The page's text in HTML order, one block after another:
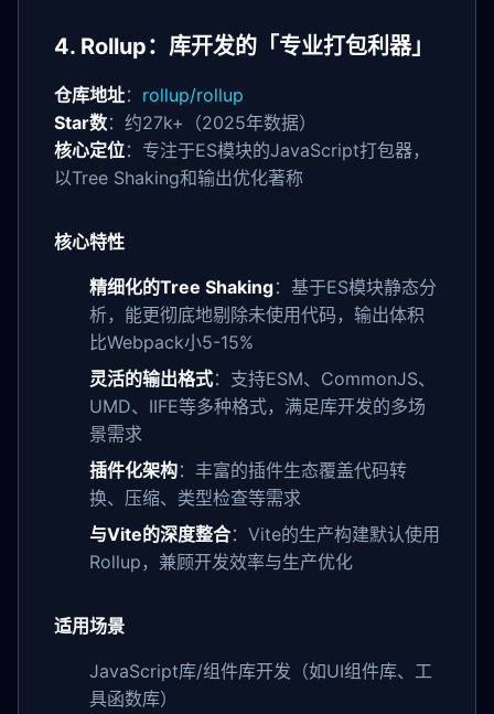
4. Rollup：库开发的「专业打包利器」
仓库地址： rollup/rollup
Star数：约27k+（2025年数据）
核心定位：专注于ES模块的JavaScript打包器，
以Tree Shaking和输出优化著称
核心特性
精细化的Tree Shaking：基于ES模块静态分
析，能更彻底地剔除未使用代码，输出体积
比Webpack小5-15%
灵活的输出格式：支持ESM、CommonJS、
UMD、IIFE等多种格式，满足库开发的多场
景需求
插件化架构：丰富的插件生态覆盖代码转
换、压缩、类型检查等需求
与Vite的深度整合：Vite的生产构建默认使用
Rollup，兼顾开发效率与生产优化
适用场景
JavaScript库/组件库开发（如UI组件库、工
具函数库）